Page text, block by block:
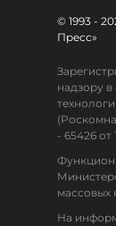
© 1993 -
Пресс»
надзору
- 65426 от
массовых
На